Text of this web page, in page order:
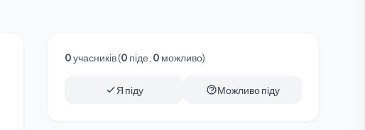
0учасників (0 піде, 0 можливо)
Я піду Можливо піду